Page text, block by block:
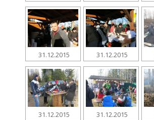
31.12.2015 31.12.2015
31.12.2015 31.12.2015